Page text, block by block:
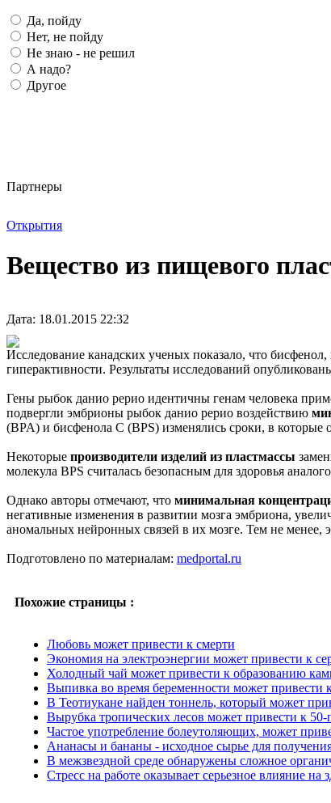
Да, пойду
Нет, не пойду
Не знаю - не решил
А надо?
Другое
Партнеры
Открытия
Вещество из пищевого
Дата: 18.01.2015 22:32
Исследование канадских ученых показало, что
гиперактивности. Результаты исследований
Гены рыбок данио рерио идентичны генам человека
подвергли эмбрионы рыбок данио рерио воздействию
(BPA) и бисфенола С (BPS) изменялись сроки, в
Некоторые производители изделий из пластмассы
молекула BPS считалась безопасным для здоровья
Однако авторы отмечают, что минимальная
негативные изменения в развитии мозга эмбриона,
аномальных нейронных связей в их мозге. Тем не менее,
Подготовлено по материалам: medportal.ru
Похожие страницы :
Любовь может привести к смерти
Экономия на электроэнергии может привести к
Холодный чай может привести к образованию
Выпивка во время беременности может привести
В Теотиукане найден тоннель, который может
Вырубка тропических лесов может привести к
Частое употребление болеутоляющих, может
Ананасы и бананы - исходное сырье для
В межзвездной среде обнаружены сложное
Стресс на работе оказывает серьезное влияние на